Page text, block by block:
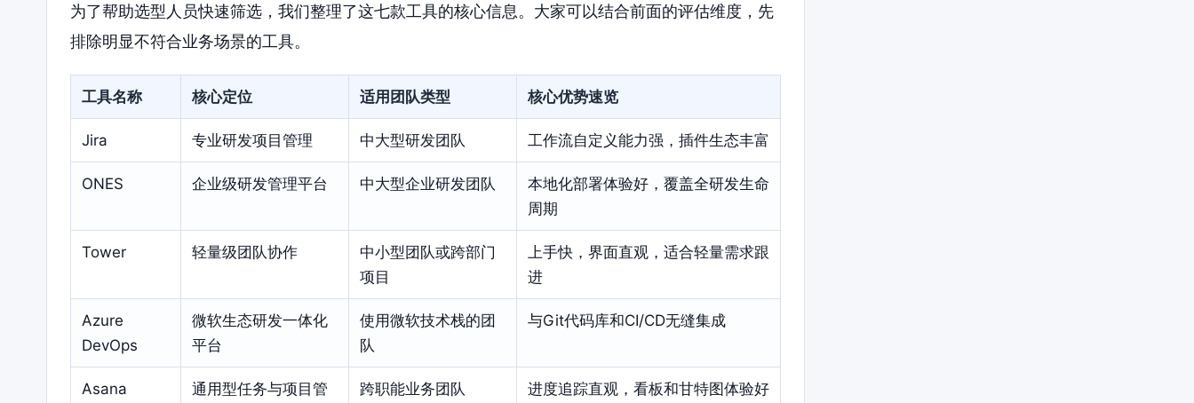
为了帮助选型人员快速筛选，我们整理了这七款工具的核心信息。大家可以结合前面的评估维度，先
排除明显不符合业务场景的工具。
工具名称 核心定位 适用团队类型 核心优势速览
Jira 专业研发项目管理 中大型研发团队 工作流自定义能力强，插件生态丰富
ONES 企业级研发管理平台 中大型企业研发团队
本地化部署体验好，覆盖全研发生命
周期
Tower 轻量级团队协作
中小型团队或跨部门
项目
上手快，界面直观，适合轻量需求跟
进
Azure
DevOps
微软生态研发一体化
平台
使用微软技术栈的团
队
与Git代码库和CI/CD无缝集成
Asana
通用型任务与项目管
跨职能业务团队 进度追踪直观，看板和甘特图体验好